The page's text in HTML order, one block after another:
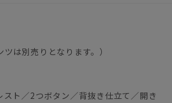
は別売りとなります。）
スト／2つボタン／背抜き仕立て／開き